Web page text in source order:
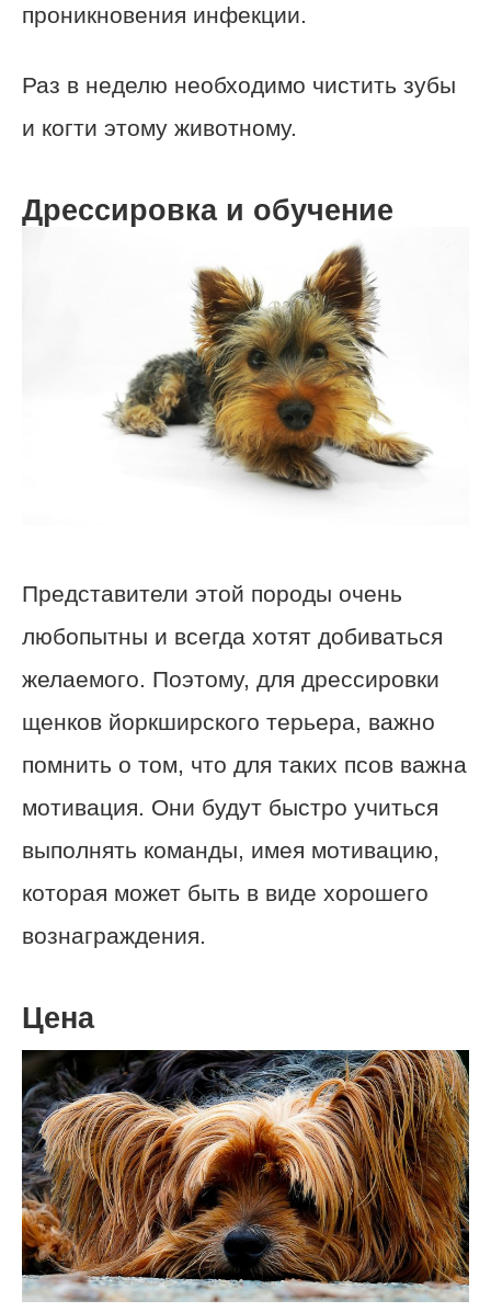
проникновения инфекции.
Раз в неделю необходимо чистить зубы
и когти этому животному.
Дрессировка и обучение
Представители этой породы очень
любопытны и всегда хотят добиваться
желаемого. Поэтому, для дрессировки
щенков йоркширского терьера, важно
помнить о том, что для таких псов важна
мотивация. Они будут быстро учиться
выполнять команды, имея мотивацию,
которая может быть в виде хорошего
вознаграждения.
Цена